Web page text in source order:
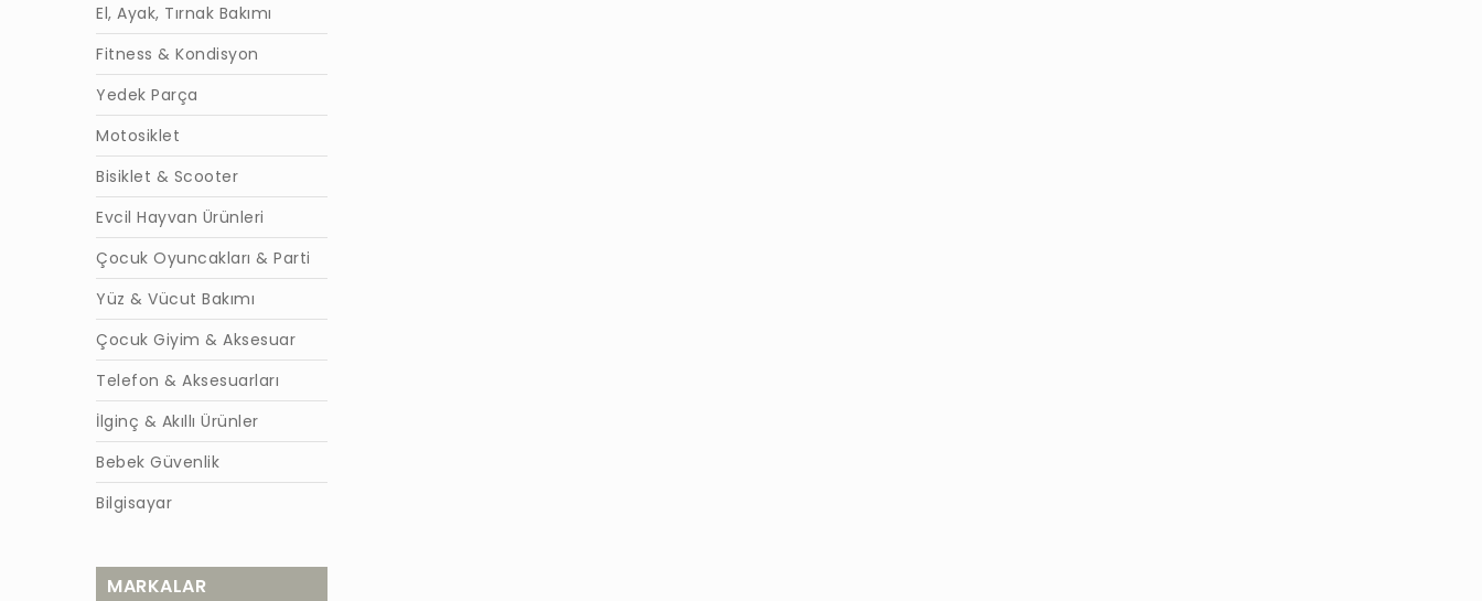
El, Ayak, Tırnak Bakımı
Fitness & Kondisyon
Yedek Parça
Motosiklet
Bisiklet & Scooter
Evcil Hayvan Ürünleri
Çocuk Oyuncakları & Parti
Yüz & Vücut Bakımı
Çocuk Giyim & Aksesuar
Telefon & Aksesuarları
İlginç & Akıllı Ürünler
Bebek Güvenlik
Bilgisayar
MARKALAR